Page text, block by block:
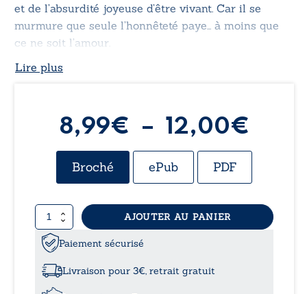
et de l’absurdité joyeuse d’être vivant. Car il se
murmure que seule l’honnêteté paye… à moins que
ce ne soit l’amour.
Lire plus
8,99€ – 12,00€
de
Broché ePub PDF
quantité
de
Lèche
maniose
ou
AJOUTER AU PANIER
Paiement sécurisé
Livraison pour 3€, retrait gratuit